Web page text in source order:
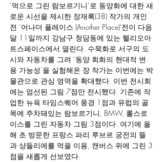
‘먹으로 그린 람보르기니’로 동양화에 대한 새
로운 시선을 제시한 장재록(38) 작가의 개인
전 ‘어나더 플레이스 (Another Place)'전이 다음
달 11일까지 강남구 청담동에 있는 헬리오아
트스페이스에서 열린다. 수묵화로 서구의 도
시와 자동차를 그려 ‘동양 회화의 현대적 변
용 가능성’을 실험해온 장 작가는 이번에는 박
물관으로 관심 영역을 확대했다. 이번 전시회
에는 엄선된 그림 7점만 전시했다. 기존에 작
업한 뉴욕 타임스퀘어 풍경 1점과 유럽의 골
목에 주차돼있는 람보르기니, BMW, 롤스로
이스를 그린 자동차 그림 3점이다. 여기에 올
해 초 방문한 프랑스 파리 루브르 궁전의 뜰
과 샹들리에를 먹을 이용, 캔버스 위에 그린 3
점을 새롭게 선보였다.